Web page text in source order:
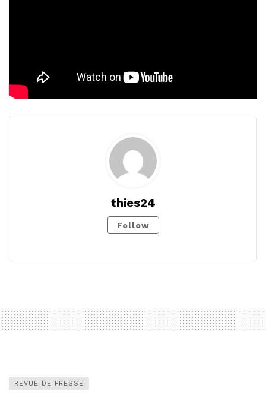
thies24
Follow
REVUE DE PRESSE